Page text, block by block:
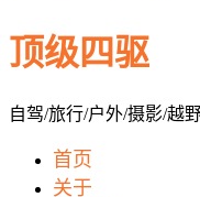
顶级四驱
自驾/旅行/户外/摄影/越
首页
关于